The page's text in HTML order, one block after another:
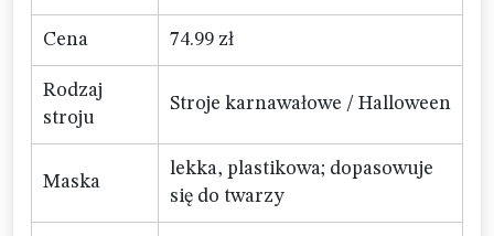
Cena 74.99 zł
Rodzaj
stroju
Stroje karnawałowe / Halloween
Maska
lekka, plastikowa; dopasowuje
się do twarzy